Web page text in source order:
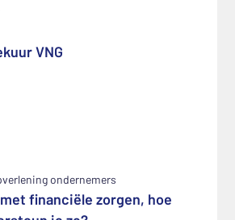
VNG
ondernemers
financiële zorgen, hoe